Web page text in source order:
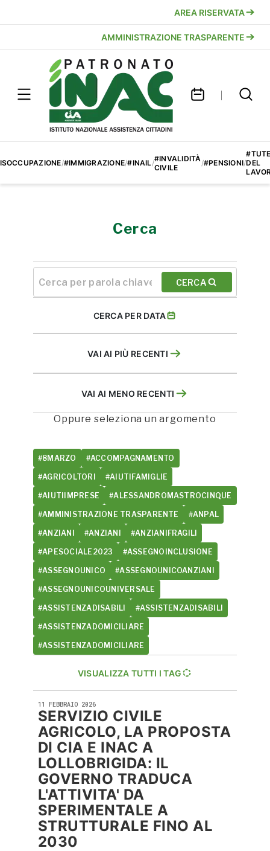
AREA RISERVATA
AMMINISTRAZIONE TRASPARENTE
/#IMMIGRAZIONE/#INAIL/#INVALIDITÀ
CIVILE
/#PENSIONI/DEL
Cerca
CERCA
CERCA PER DATA
VAI AI PIÙ RECENTI
VAI AI MENO RECENTI
Oppure seleziona un argomento
#8MARZO #ACCOMPAGNAMENTO
#AGRICOLTORI #AIUTIFAMIGLIE
#AIUTIIMPRESE #ALESSANDROMASTROCINQUE
#AMMINISTRAZIONE TRASPARENTE #ANPAL
#ANZIANI #ANZIANI #ANZIANIFRAGILI
#APESOCIALE2023 #ASSEGNOINCLUSIONE
#ASSEGNOUNICO #ASSEGNOUNICOANZIANI
#ASSEGNOUNICOUNIVERSALE
#ASSISTENZADISABILI #ASSISTENZADISABILI
#ASSISTENZADOMICILIARE
#ASSISTENZADOMICILIARE
VISUALIZZA TUTTI I TAG
11 FEBBRAIO 2026
SERVIZIO CIVILE
AGRICOLO, LA PROPOSTA
DI CIA E INAC A
LOLLOBRIGIDA: IL
GOVERNO TRADUCA
L'ATTIVITA' DA
SPERIMENTALE A
STRUTTURALE FINO AL
2030